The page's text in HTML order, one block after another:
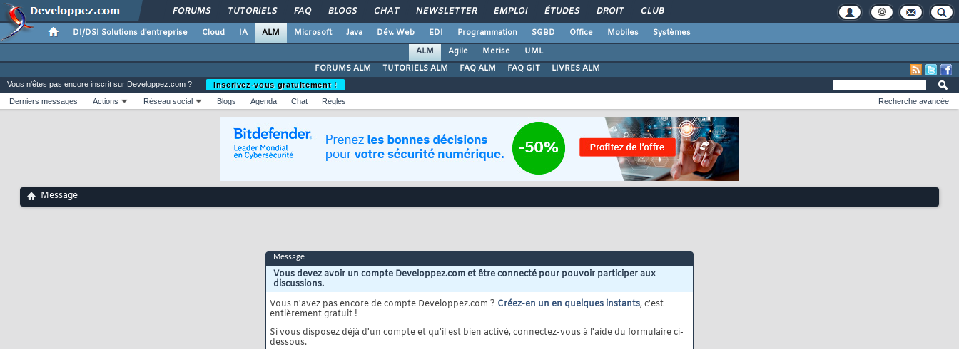
FORUMS TUTORIELS FAQ BLOGS CHAT NEWSLETTER EMPLOI ÉTUDES DROIT CLUB
DI/DSI Solutions d'entreprise Cloud IA ALM Microsoft Java Dév. Web EDI Programmation SGBD Office Mobiles
Systèmes
ALM
Agile Merise
UML
FORUMS ALM
TUTORIELS ALM FAQ ALM FAQ GIT LIVRES ALM
Vous n'êtes pas encore inscrit sur Developpez.com ?
Inscrivez-vous gratuitement !
Derniers messages
Actions Réseau social Blogs Agenda Chat Règles Recherche avancée
Message
Message
Vous devez avoir un compte Developpez.com et être connecté pour pouvoir participer aux
discussions.
Vous n'avez pas encore de compte Developpez.com ? Créez-en un en quelques instants, c'est
entièrement gratuit !
Si vous disposez déjà d'un compte et qu'il est bien activé, connectez-vous à l'aide du formulaire ci-
dessous.